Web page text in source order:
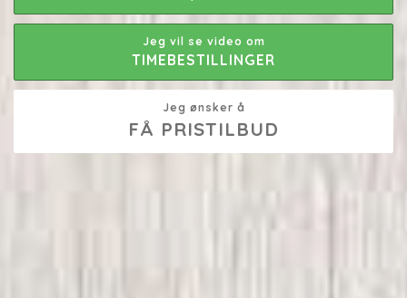
Jeg vil se video om
TIMEBESTILLINGER
Jeg ønsker å
FÅ PRISTILBUD